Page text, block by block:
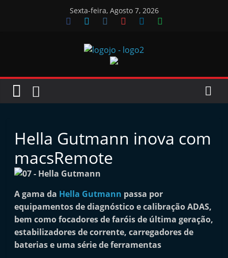
Sexta-feira, Agosto 7, 2026
Jornal
Oficinas
o
r
n
a
l
i
n
Hella Gutmann inova com
macsRemote
A gama da Hella Gutmann passa por
equipamentos de diagnóstico e calibração ADAS,
bem como focadores de faróis de última geração,
estabilizadores de corrente, carregadores de
baterias e uma série de ferramentas